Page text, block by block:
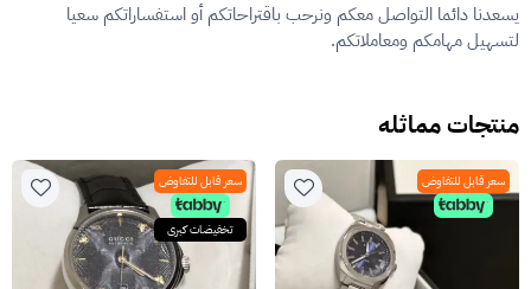
يسعدنا دائما التواصل معكم ونرحب باقتراحاتكم أو استفساراتكم سعيا
لتسهيل مهامكم ومعاملاتكم.
منتجات مماثله
سعر قابل للتفاوض سعر قابل للتفاوض
تخفيضات كبرى